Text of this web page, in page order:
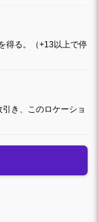
得る。（+13以上で停
き、このロケーショ